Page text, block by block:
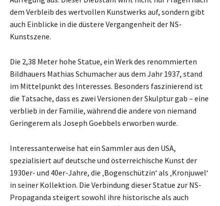
dem Verbleib des wertvollen Kunstwerks auf, sondern gibt
auch Einblicke in die düstere Vergangenheit der NS-
Kunstszene.
Die 2,38 Meter hohe Statue, ein Werk des renommierten
Bildhauers Mathias Schumacher aus dem Jahr 1937, stand
im Mittelpunkt des Interesses. Besonders faszinierend ist
die Tatsache, dass es zwei Versionen der Skulptur gab – eine
verblieb in der Familie, während die andere von niemand
Geringerem als Joseph Goebbels erworben wurde.
Interessanterweise hat ein Sammler aus den USA,
spezialisiert auf deutsche und österreichische Kunst der
1930er- und 40er-Jahre, die ‚Bogenschützin‘ als ‚Kronjuwel‘
in seiner Kollektion. Die Verbindung dieser Statue zur NS-
Propaganda steigert sowohl ihre historische als auch